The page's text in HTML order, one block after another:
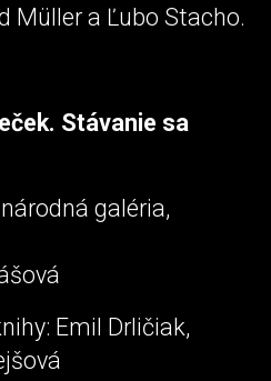
Müller a Ľubo Stacho.
Stávanie sa
galéria,
Emil Drličiak,